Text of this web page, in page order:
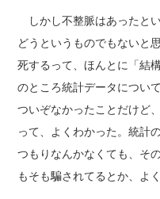
しかし不整脈はあったと
どうというものでもないと
死するって、ほんとに「結
のところ統計データについ
ついぞなかったことだけど
って、よくわかった。統計
つもりなんかなくても、そ
もそも騙されてるとか、よ